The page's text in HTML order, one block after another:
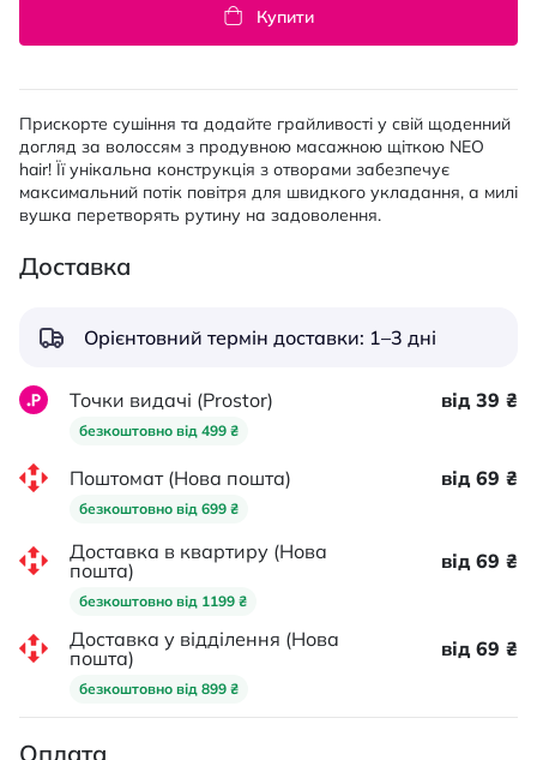
Купити
Прискорте сушіння та додайте грайливості у свій щоденний
догляд за волоссям з продувною масажною щіткою NEO
hair! Її унікальна конструкція з отворами забезпечує
максимальний потік повітря для швидкого укладання, а милі
вушка перетворять рутину на задоволення.
Доставка
Орієнтовний термін доставки: 1–3 дні
Точки видачі (Prostor)
безкоштовно від 499 ₴
від 39 ₴
Поштомат (Нова пошта)
безкоштовно від 699 ₴
від 69 ₴
Доставка в квартиру (Нова
пошта)
безкоштовно від 1199 ₴
від 69 ₴
Доставка у відділення (Нова
пошта)
безкоштовно від 899 ₴
від 69 ₴
Оплата